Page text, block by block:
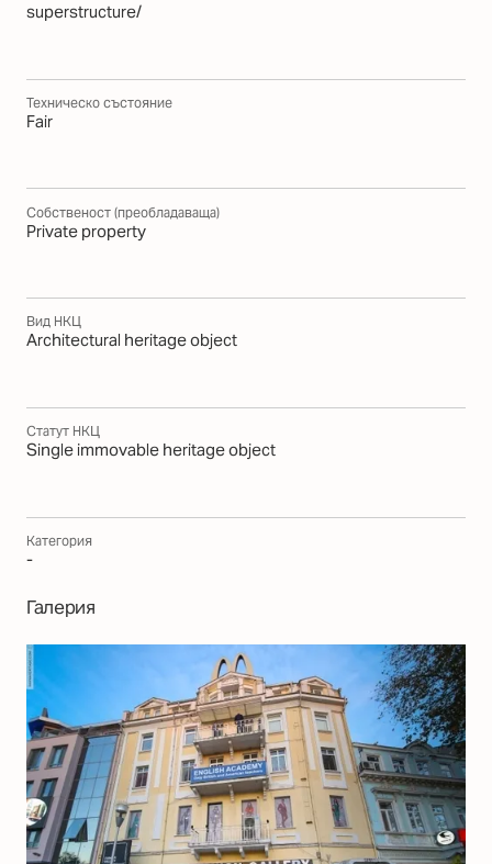
superstructure/
Техническо състояние
Fair
Собственост (преобладаваща)
Private property
Вид НКЦ
Architectural heritage object
Статут НКЦ
Single immovable heritage object
Категория
-
Галерия